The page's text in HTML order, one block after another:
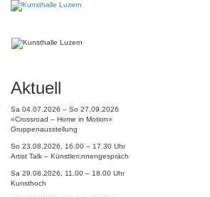
Aktuell
Sa 04.07.2026 – So 27.09.2026
«Crossroad – Home in Motion»
Gruppenausstellung
So 23.08.2026, 16.00 – 17.30 Uhr
Artist Talk – Künstleri:nnengespräch
Sa 29.08.2026, 11.00 – 18.00 Uhr
Kunsthoch